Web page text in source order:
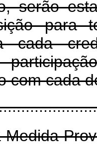
serão
para
cada
com cada